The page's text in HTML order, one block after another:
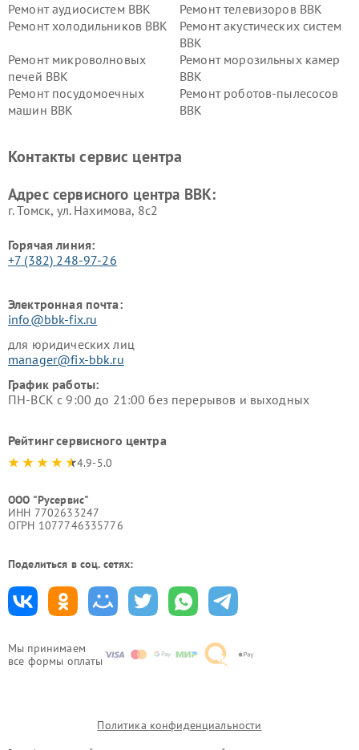
Мы принимаем
все формы оплаты
Ремонт аудиосистем BBK
Ремонт телевизоров BBK
Ремонт холодильников BBK
Ремонт акустических систем
BBK
Ремонт микроволновых
печей BBK
Ремонт морозильных камер
BBK
Ремонт посудомоечных
машин BBK
Ремонт роботов-пылесосов
BBK
Ремонт винных шкафов BBK
Контакты сервис центра
Адрес сервисного центра BBK:
г. Томск, ул. Нахимова, 8с2
Горячая линия:
+7 (382) 248-97-26
Электронная почта:
info@bbk-fix.ru
для юридических лиц
manager@fix-bbk.ru
График работы:
ПН-ВСК с 9:00 до 21:00 без перерывов и выходных
Рейтинг сервисного центра
4.9-5.0
ООО "Русервис"
ИНН 7702633247
ОГРН 1077746335776
Поделиться в соц. сетях:
Политика конфиденциальности